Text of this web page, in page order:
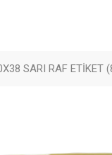
SARI RAF ETİKET